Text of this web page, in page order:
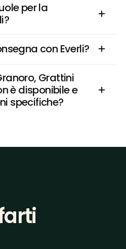
per la
con Everli?
Grattini
è disponibile e
specifiche?